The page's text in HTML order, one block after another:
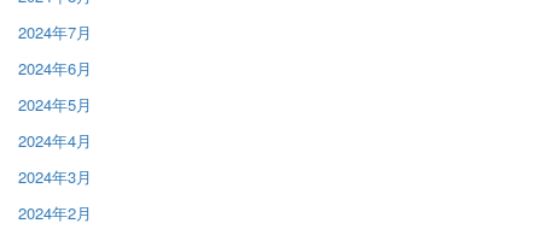
2024年7月
2024年6月
2024年5月
2024年4月
2024年3月
2024年2月